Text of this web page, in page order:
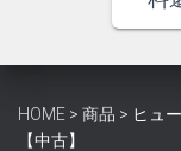
HOME > 商品 > ヒュ
【中古】